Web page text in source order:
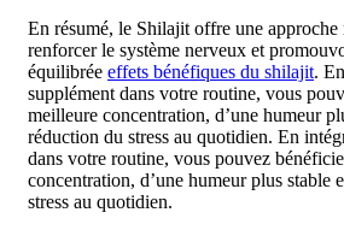
En résumé, le Shilajit offre une approche
renforcer le système nerveux et
équilibrée effets bénéfiques du shilajit.
supplément dans votre routine, vous
meilleure concentration, d’une humeur
réduction du stress au quotidien. En
dans votre routine, vous pouvez
concentration, d’une humeur plus stable
stress au quotidien.